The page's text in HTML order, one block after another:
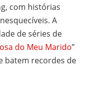
com histórias
A
de séries de
do Meu Marido”
batem recordes de